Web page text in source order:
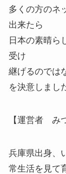
多くの方のネ
出来たら
日本の素晴ら
受け
継げるのでは
を決意しまし
【運営者 み
兵庫県出身、
常生活を見て